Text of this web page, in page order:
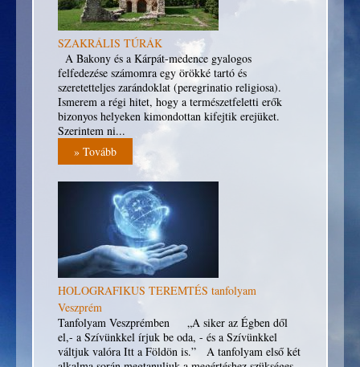
Veszprém, József A.u.9.
Időpontok:
Szeptember 8, szombat : 08.30 - 13.00
Október 28, vasárnap: 10.00 - 15.00
November 30, péntek: 10.00 - 17.00
(gyakorlati nap)
Részvételi díj: a három alkalomra 30.000 Ft
A második alkalomig van lehetőség a csatlakozásra, a
harmadik alkalmon csak az első két eseményen részt
vevők lehetnek jelen. (Mindkét alkalomról
videofelvétel készül, amelyet minden résztvevőnek
utólag elküldünk. Azoknak, akik nem tudnak jelen
lenni az egyik alkalmon, a videofelvételt megkapják, és
ebben az esetben lehetőséget biztosítunk az előadókkal
való konzultációra, emailen keresztül.
Amire szükség lesz: jegyzetfüzet, íróeszköz, kényelmes
ruházat.
További információ: Selmeci J. Csongor ( +36 30 237-
SZAKRÁLIS TÚRÁK
A Bakony és a Kárpát-medence gyalogos
felfedezése számomra egy örökké tartó és
szeretetteljes zarándoklat (peregrinatio religiosa).
Ismerem a régi hitet, hogy a természetfeletti erők
bizonyos helyeken kimondottan kifejtik erejüket.
Szerintem ni...
» Tovább
HOLOGRAFIKUS TEREMTÉS tanfolyam
Veszprém
Tanfolyam Veszprémben „A siker az Égben dől
el,- a Szívünkkel írjuk be oda, - és a Szívünkkel
váltjuk valóra Itt a Földön is.” A tanfolyam első két